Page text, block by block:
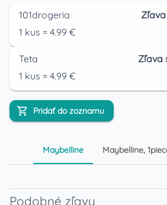
101drogeria
1 kus = 4.99 €
Teta Zľava
1 kus = 4.99 €
Pridať do zoznamu
Maybelline Maybelline,
Podobné zľavy